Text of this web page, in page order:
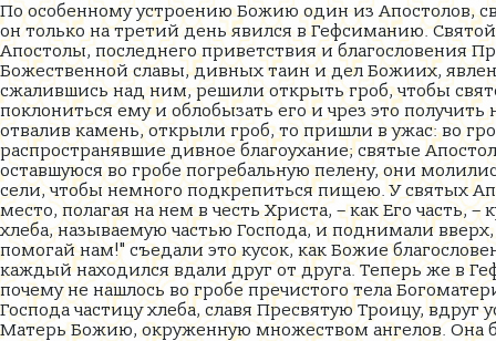
По особенному устроению Божию один из Апостолов,
он только на третий день явился в Гефсиманию.
Апостолы, последнего приветствия и благословения
Божественной славы, дивных таин и дел Божиих,
сжалившись над ним, решили открыть гроб, чтобы
поклониться ему и облобызать его и чрез это
отвалив камень, открыли гроб, то пришли в ужас: во
распространявшие дивное благоухание; святые
оставшуюся во гробе погребальную пелену, они
сели, чтобы немного подкрепиться пищею. У святых
место, полагая на нем в честь Христа, – как Его часть,
хлеба, называемую частью Господа, и поднимали
помогай нам!" съедали это кусок, как Божие
каждый находился вдали друг от друга. Теперь же в
почему не нашлось во гробе пречистого тела
Господа частицу хлеба, славя Пресвятую Троицу,
Матерь Божию, окруженную множеством ангелов. Она